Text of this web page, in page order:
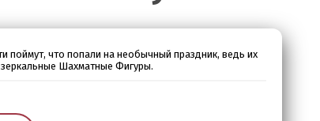
поймут, что попали на необычный праздник, ведь их
Шахматные Фигуры.